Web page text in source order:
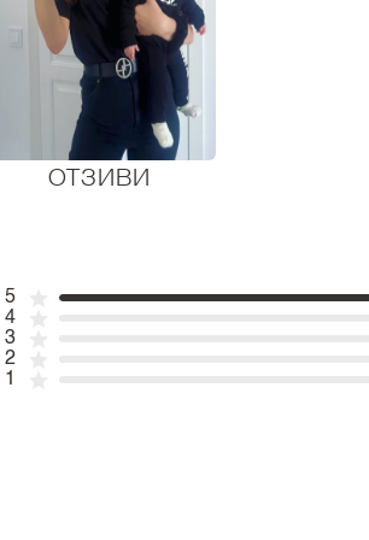
ОТЗИВИ
5
4
3
2
1